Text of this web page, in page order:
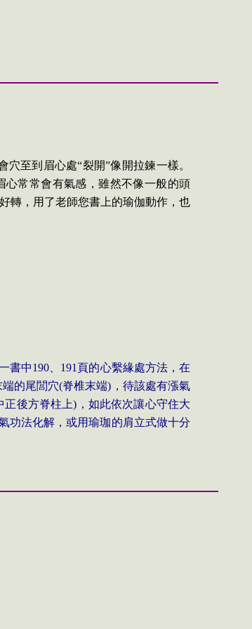
穴至到眉心處“裂開”像開拉鍊一樣。
心常常會有氣感，雖然不像一般的頭
轉，用了老師您書上的瑜伽動作，也
書中190 191 頁的心繫緣處方法，在
的尾閭穴(脊椎末端) ，待該處有漲氣
正後方脊柱上) ，如此依次讓心守住大
功法化解，或用瑜珈的肩立式做十分